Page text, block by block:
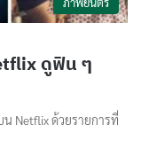
ดูฟิน ๆ
Netflix ด้วยรายการที่